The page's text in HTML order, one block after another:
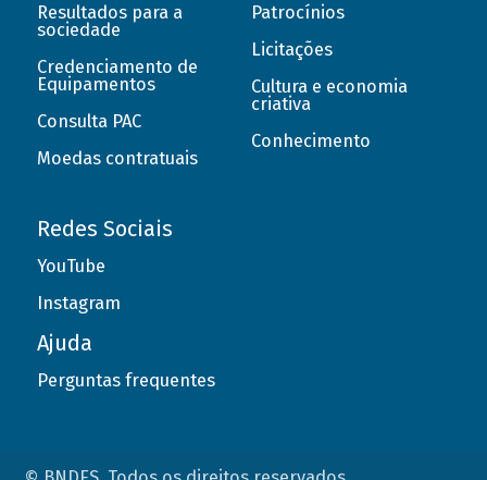
Resultados para a
sociedade
Credenciamento de
Equipamentos
Consulta PAC
Moedas contratuais
Patrocínios
Licitações
Cultura e economia
criativa
Conhecimento
Redes Sociais
YouTube
Instagram
Ajuda
Perguntas frequentes